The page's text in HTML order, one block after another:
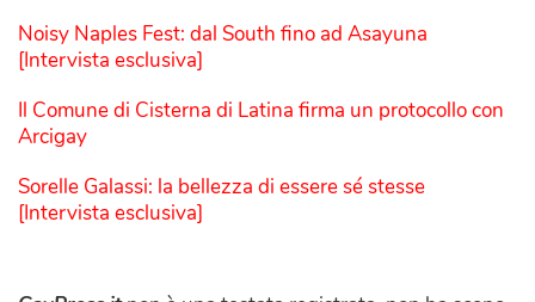
Noisy Naples Fest: dal South fino ad Asayuna
[Intervista esclusiva]
Il Comune di Cisterna di Latina firma un protocollo con
Arcigay
Sorelle Galassi: la bellezza di essere sé stesse
[Intervista esclusiva]